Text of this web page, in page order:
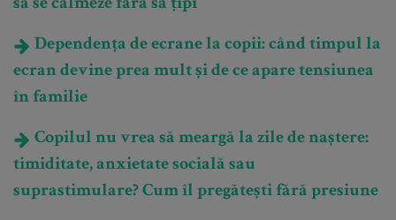
să se calmeze fără să țipi
Dependența de ecrane la copii: când timpul la
ecran devine prea mult și de ce apare tensiunea
în familie
Copilul nu vrea să meargă la zile de naștere:
timiditate, anxietate socială sau
suprastimulare? Cum îl pregătești fără presiune